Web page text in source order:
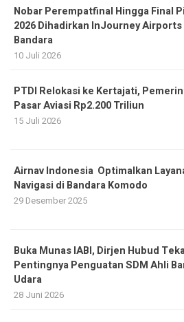
Nobar Perempatfinal Hingga Final
2026 Dihadirkan InJourney Airports
Bandara
10 Juli 2026
PTDI Relokasi ke Kertajati,
Pasar Aviasi Rp2.200 Triliun
15 Juli 2026
Airnav Indonesia Optimalkan
Navigasi di Bandara Komodo
29 Desember 2025
Buka Munas IABI, Dirjen Hubud
Pentingnya Penguatan SDM Ahli
Udara
28 Juni 2026